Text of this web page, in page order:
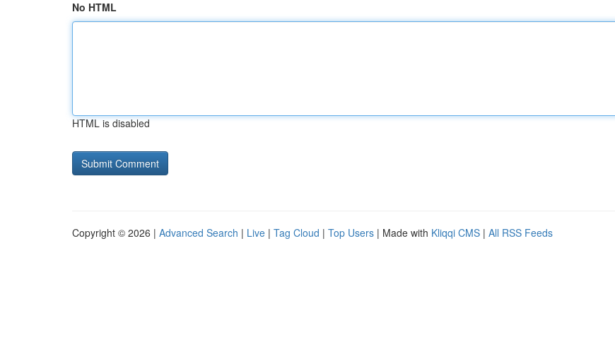
No HTML
HTML is disabled
Copyright © 2026 | Advanced Search | Live | Tag Cloud | Top Users | Made with Kliqqi CMS | All RSS Feeds